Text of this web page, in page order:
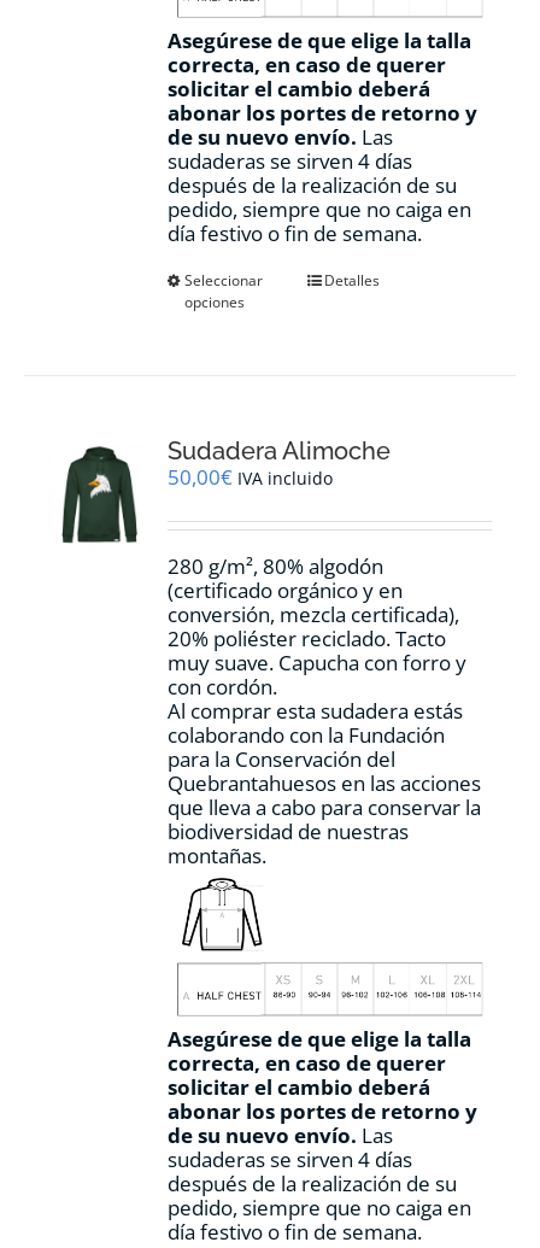
Asegúrese de que elige la talla
correcta, en caso de querer
solicitar el cambio deberá
abonar los portes de retorno y
de su nuevo envío. Las
sudaderas se sirven 4 días
después de la realización de su
pedido, siempre que no caiga en
día festivo o fin de semana.
Seleccionar
opciones
Este
se
pueden
en
página
de
producto
Detalles
Sudadera Alimoche
50,00€ IVA incluido
280 g/m², 80% algodón
(certificado orgánico y en
conversión, mezcla certificada),
20% poliéster reciclado. Tacto
muy suave. Capucha con forro y
con cordón.
Al comprar esta sudadera estás
colaborando con la Fundación
para la Conservación del
Quebrantahuesos en las acciones
que lleva a cabo para conservar la
biodiversidad de nuestras
montañas.
Asegúrese de que elige la talla
correcta, en caso de querer
solicitar el cambio deberá
abonar los portes de retorno y
de su nuevo envío. Las
sudaderas se sirven 4 días
después de la realización de su
pedido, siempre que no caiga en
día festivo o fin de semana.